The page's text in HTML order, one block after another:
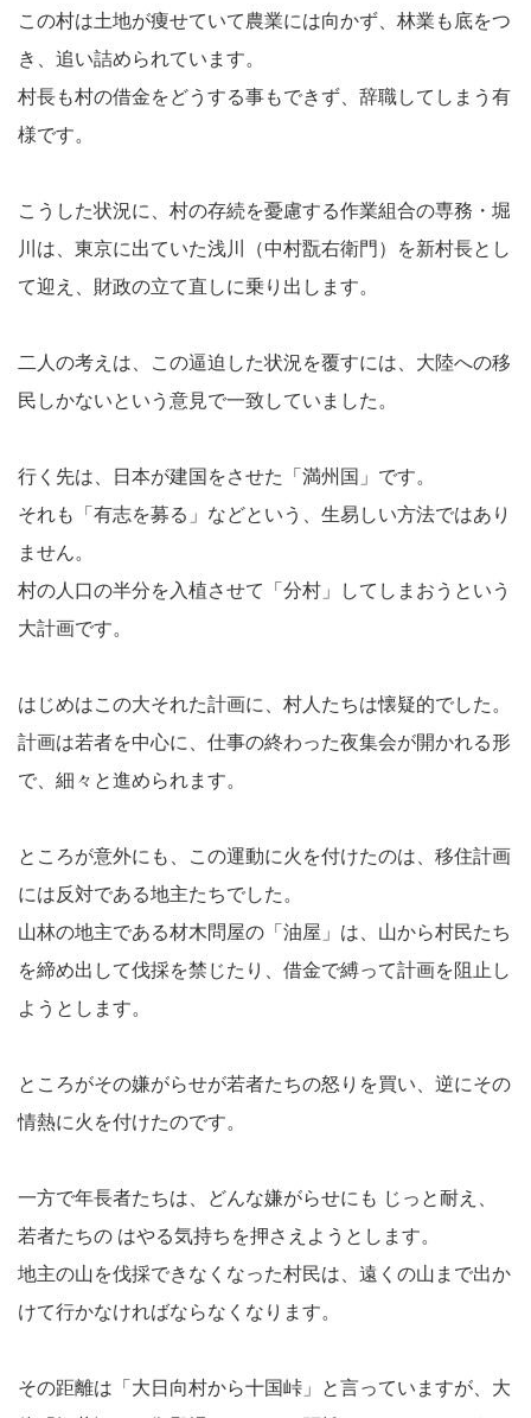
この村は土地が痩せていて農業には向かず、林業も底をつ
き、追い詰められています。
村長も村の借金をどうする事もできず、辞職してしまう有
様です。
こうした状況に、村の存続を憂慮する作業組合の専務・堀
川は、東京に出ていた浅川（中村翫右衛門）を新村長とし
て迎え、財政の立て直しに乗り出します。
二人の考えは、この逼迫した状況を覆すには、大陸への移
民しかないという意見で一致していました。
行く先は、日本が建国をさせた「満州国」です。
それも「有志を募る」などという、生易しい方法ではあり
ません。
村の人口の半分を入植させて「分村」してしまおうという
大計画です。
はじめはこの大それた計画に、村人たちは懐疑的でした。
計画は若者を中心に、仕事の終わった夜集会が開かれる形
で、細々と進められます。
ところが意外にも、この運動に火を付けたのは、移住計画
には反対である地主たちでした。
山林の地主である材木問屋の「油屋」は、山から村民たち
を締め出して伐採を禁じたり、借金で縛って計画を阻止し
ようとします。
ところがその嫌がらせが若者たちの怒りを買い、逆にその
情熱に火を付けたのです。
一方で年長者たちは、どんな嫌がらせにも じっと耐え、
若者たちの はやる気持ちを押さえようとします。
地主の山を伐採できなくなった村民は、遠くの山まで出か
けて行かなければならなくなります。
その距離は「大日向村から十国峠」と言っていますが、大